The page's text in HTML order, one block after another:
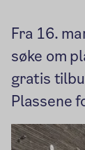
Fra 16.
søke om
gratis
Plassene